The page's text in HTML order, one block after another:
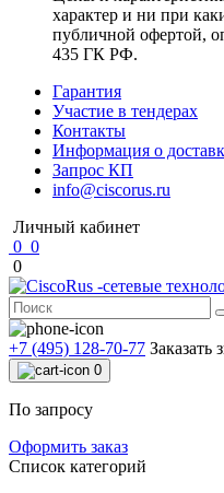
характер и ни при
публичной офертой,
435 ГК РФ.
Гарантия
Участие в тендерах
Контакты
Информация о
Запрос КП
info@ciscorus.ru
Личный кабинет
0 0
0
+7 (495) 128-70-77 Заказать
0
По запросу
Оформить заказ
Список категорий